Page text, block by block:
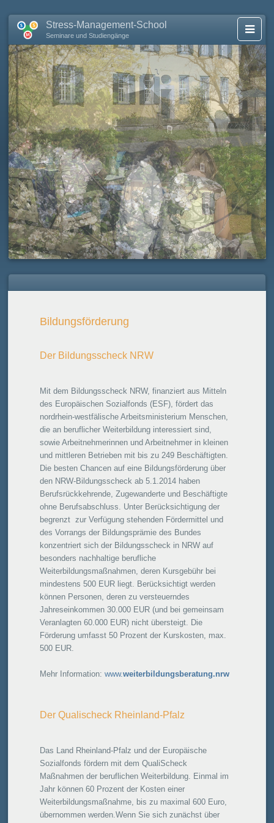
Stress-Management-School
Seminare und Studiengänge
Bildungsförderung
Der Bildungsscheck NRW
Mit dem Bildungsscheck NRW, finanziert aus Mitteln
des Europäischen Sozialfonds (ESF), fördert das
nordrhein-westfälische Arbeitsministerium Menschen,
die an beruflicher Weiterbildung interessiert sind,
sowie Arbeitnehmerinnen und Arbeitnehmer in kleinen
und mittleren Betrieben mit bis zu 249 Beschäftigten.
Die besten Chancen auf eine Bildungsförderung über
den NRW-Bildungsscheck ab 5.1.2014 haben
Berufsrückkehrende, Zugewanderte und Beschäftigte
ohne Berufsabschluss. Unter Berücksichtigung der
begrenzt zur Verfügung stehenden Fördermittel und
des Vorrangs der Bildungsprämie des Bundes
konzentriert sich der Bildungsscheck in NRW auf
besonders nachhaltige berufliche
Weiterbildungsmaßnahmen, deren Kursgebühr bei
mindestens 500 EUR liegt. Berücksichtigt werden
können Personen, deren zu versteuerndes
Jahreseinkommen 30.000 EUR (und bei gemeinsam
Veranlagten 60.000 EUR) nicht übersteigt. Die
Förderung umfasst 50 Prozent der Kurskosten, max.
500 EUR.
Mehr Information: www.weiterbildungsberatung.nrw
Der Qualischeck Rheinland-Pfalz
Das Land Rheinland-Pfalz und der Europäische
Sozialfonds fördern mit dem QualiScheck
Maßnahmen der beruflichen Weiterbildung. Einmal im
Jahr können 60 Prozent der Kosten einer
Weiterbildungsmaßnahme, bis zu maximal 600 Euro,
übernommen werden.Wenn Sie sich zunächst über